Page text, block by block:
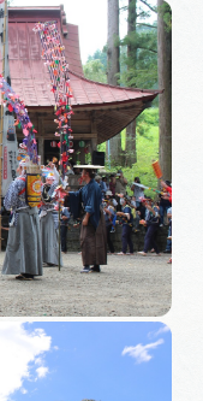
行きたいリストを見る